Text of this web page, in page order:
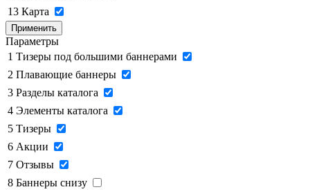
13 Карта
Применить
Параметры
1 Тизеры под большими баннерами
2 Плавающие баннеры
3 Разделы каталога
4 Элементы каталога
5 Тизеры
6 Акции
7 Отзывы
8 Баннеры снизу